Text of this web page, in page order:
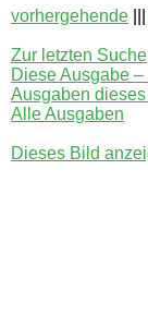
vorhergehende
Zur letzten Suche
Diese Ausgabe
Ausgaben
Alle Ausgaben
Dieses Bild